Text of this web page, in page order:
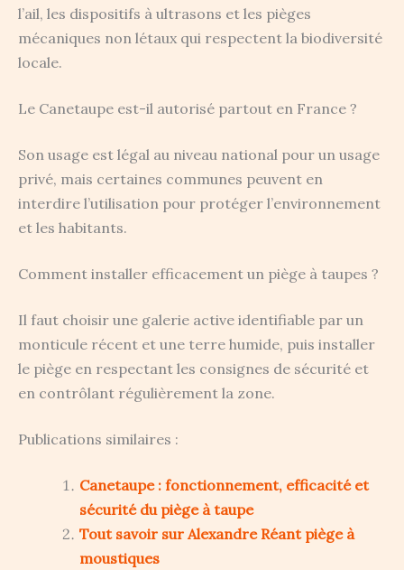
l’ail, les dispositifs à ultrasons et les pièges
mécaniques non létaux qui respectent la biodiversité
locale.
Le Canetaupe est-il autorisé partout en France ?
Son usage est légal au niveau national pour un usage
privé, mais certaines communes peuvent en
interdire l’utilisation pour protéger l’environnement
et les habitants.
Comment installer efficacement un piège à taupes ?
Il faut choisir une galerie active identifiable par un
monticule récent et une terre humide, puis installer
le piège en respectant les consignes de sécurité et
en contrôlant régulièrement la zone.
Publications similaires :
Canetaupe : fonctionnement, efficacité et
sécurité du piège à taupe
Tout savoir sur Alexandre Réant piège à
moustiques